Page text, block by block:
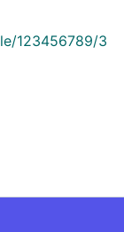
123456789/3